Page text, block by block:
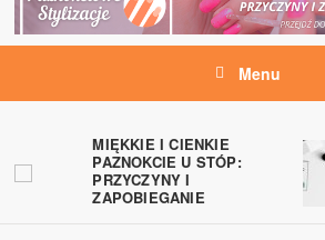
Menu
MIĘKKIE I CIENKIE
PAZNOKCIE U STÓP:
PRZYCZYNY I
ZAPOBIEGANIE